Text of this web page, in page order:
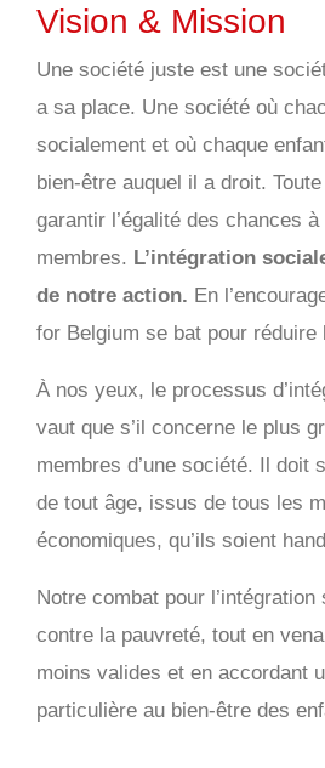
Vision & Mission
Une société juste est une
a sa place. Une société où
socialement et où chaque
bien-être auquel il a droit.
garantir l’égalité des chances à
membres. L’intégration
de notre action. En
for Belgium se bat pour réduire
À nos yeux, le processus
vaut que s’il concerne le plus
membres d’une société. Il doit
de tout âge, issus de tous les
économiques, qu’ils soient
Notre combat pour l’intégration
contre la pauvreté, tout en
moins valides et en accordant
particulière au bien-être des